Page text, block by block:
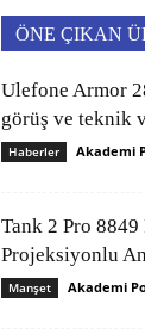
ÖNE ÇIKAN
Ulefone Armor
görüş ve teknik
Haberler Akademi
Tank 2 Pro
Projeksiyonlu
Manşet Akademi